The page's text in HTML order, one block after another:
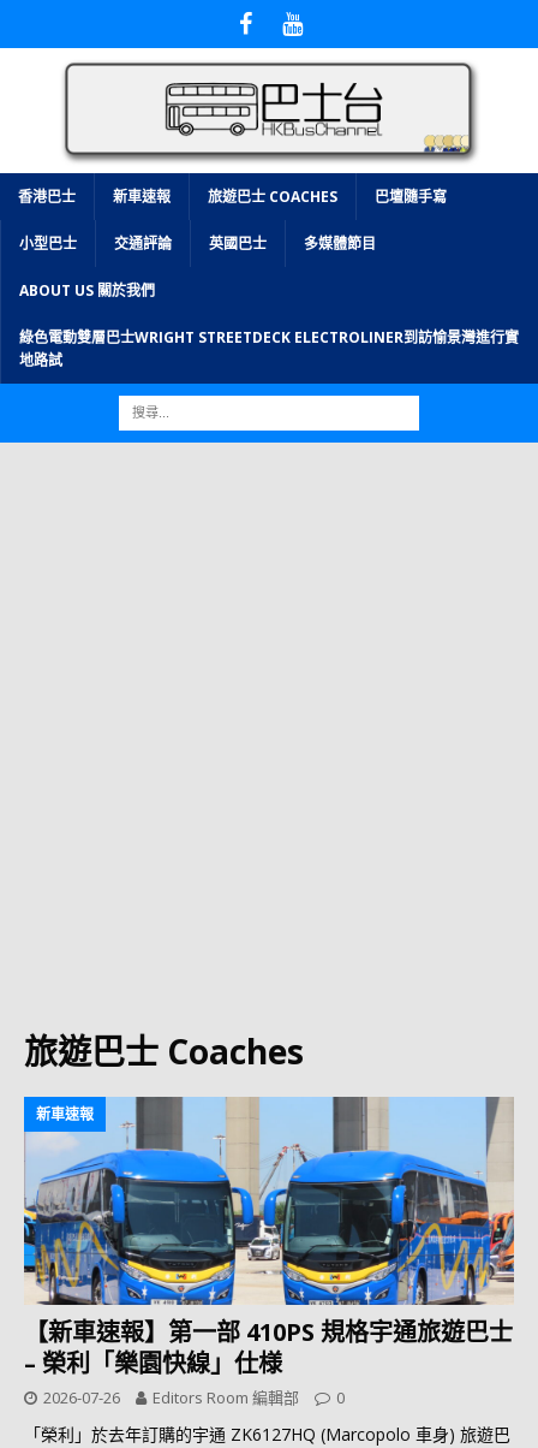
香港巴士 新車速報 旅遊巴士 COACHES 巴壇隨手寫
小型巴士 交通評論 英國巴士 多媒體節目
ABOUT US 關於我們
綠色電動雙層巴士WRIGHT STREETDECK ELECTROLINER到訪愉景灣進行實
地路試
旅遊巴士 Coaches
新車速報
【新車速報】第一部 410PS 規格宇通旅遊巴士
– 榮利「樂園快線」仕様
2026-07-26 Editors Room 編輯部 0
「榮利」於去年訂購的宇通 ZK6127HQ (Marcopolo 車身) 旅遊巴